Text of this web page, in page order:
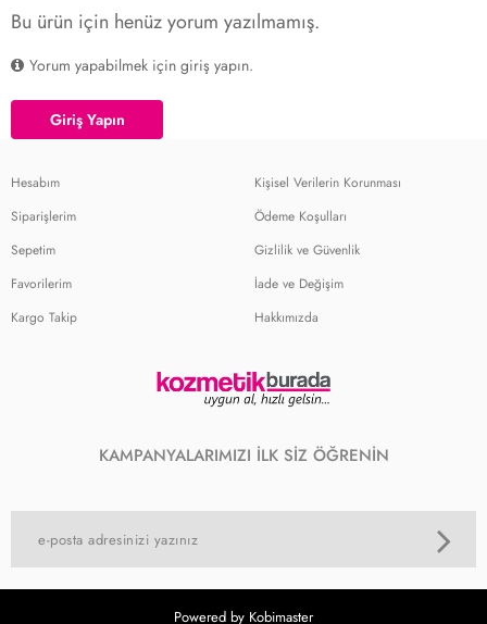
Bu ürün için henüz yorum yazılmamış.
Yorum yapabilmek için giriş yapın.
Giriş Yapın
Hesabım
Siparişlerim
Sepetim
Favorilerim
Kargo Takip
Kişisel Verilerin Korunması
Ödeme Koşulları
Gizlilik ve Güvenlik
İade ve Değişim
Hakkımızda
KAMPANYALARIMIZI İLK SİZ ÖĞRENİN
Powered by Kobimaster